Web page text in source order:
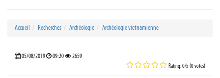
Accueil Recherches Archéologie Archéologie vietnamienne
05/08/2019 09:20 2659
Rating: 0/5 (0 votes)